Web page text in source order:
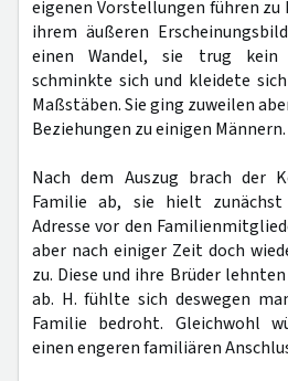
eigenen Vorstellungen führen zu
ihrem äußeren
einen Wandel, sie trug kein
schminkte sich und kleidete
Maßstäben. Sie ging zuweilen
Beziehungen zu einigen Männern.
Nach dem Auszug brach der
Familie ab, sie hielt
Adresse vor den
aber nach einiger Zeit doch
zu. Diese und ihre Brüder
ab. H. fühlte sich deswegen
Familie bedroht. Gleichwohl
einen engeren familiären